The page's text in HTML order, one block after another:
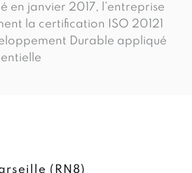
en janvier 2017, l’entreprise
la certification ISO 20121
Durable appliqué
(RN8)